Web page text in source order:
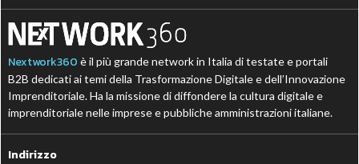
Nextwork360 è il più grande network in Italia di testate e portali
B2B dedicati ai temi della Trasformazione Digitale e dell’Innovazione
Imprenditoriale. Ha la missione di diffondere la cultura digitale e
imprenditoriale nelle imprese e pubbliche amministrazioni italiane.
Indirizzo